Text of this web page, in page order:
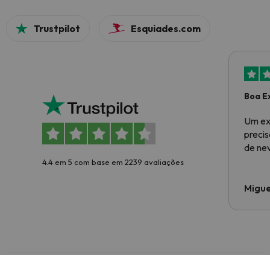
Trustpilot Esquiades.com
4.4 em 5 com base em 2239 avaliações
Boa
Um
de